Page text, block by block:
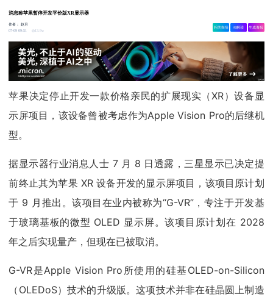
消息称苹果暂停开发平价版XR显示器
作者：赵月
07-09 09:51
13.8w
相关舆情 AI解读 生成海报
苹果决定停止开发一款价格亲民的扩展现实（XR）设备显
示屏项目，该设备曾被考虑作为Apple Vision Pro的后继机
型。
据显示器行业消息人士 7 月 8 日透露，三星显示已决定提
前终止其为苹果 XR 设备开发的显示屏项目，该项目原计划
于 9 月推出。该项目在业内被称为“G-VR”，专注于开发基
于玻璃基板的微型 OLED 显示屏。该项目原计划在 2028
年之后实现量产，但现在已被取消。
G-VR是Apple Vision Pro所使用的硅基OLED-on-Silicon
（OLEDoS）技术的升级版。这项技术并非在硅晶圆上制造